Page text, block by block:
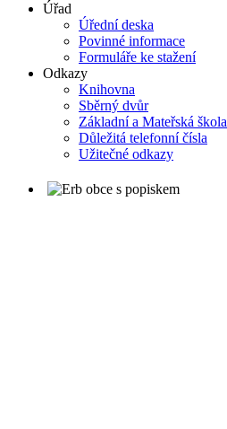
Úřad
Úřední deska
Povinné informace
Formuláře ke stažení
Odkazy
Knihovna
Sběrný dvůr
Základní a Mateřská škola
Důležitá telefonní čísla
Užitečné odkazy